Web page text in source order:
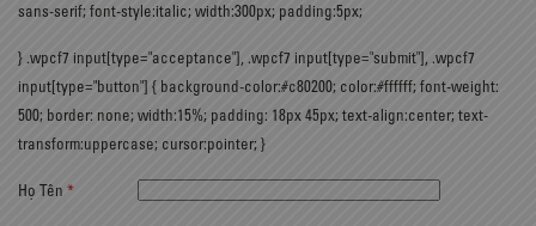
sans-serif; font-style:italic; width:300px; padding:5px;
} .wpcf7 input[type="acceptance"], .wpcf7 input[type="submit"], .wpcf7
input[type="button"] { background-color:#c80200; color:#ffffff; font-weight:
500; border: none; width:15%; padding: 18px 45px; text-align:center; text-
transform:uppercase; cursor:pointer; }
Họ Tên *